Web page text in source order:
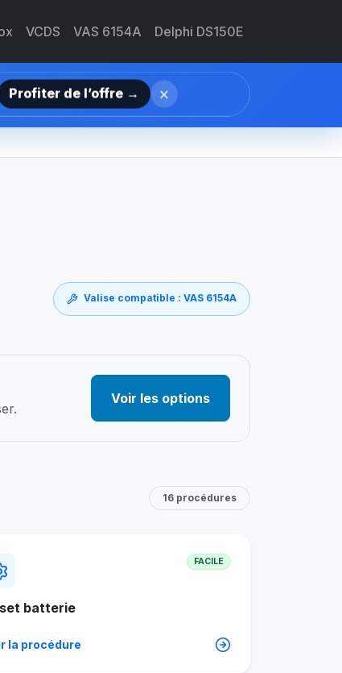
VCDS VAS 6154A Delphi DS150E
Profiter de l’offre → ×
Valise compatible : VAS 6154A
Voir les options
16 procédures
FACILE
batterie
la procédure